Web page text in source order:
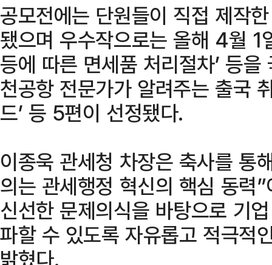
공모전에는 단원들이 직접 제작
됐으며 우수작으로는 올해 4월 1
등에 따른 면세품 처리절차’ 등
천공항 전문가가 알려주는 출국
드’ 등 5편이 선정됐다.
이종욱 관세청 차장은 축사를 통
의는 관세행정 혁신의 핵심 동력
신선한 문제의식을 바탕으로 기
파할 수 있도록 자유롭고 적극적
밝혔다.